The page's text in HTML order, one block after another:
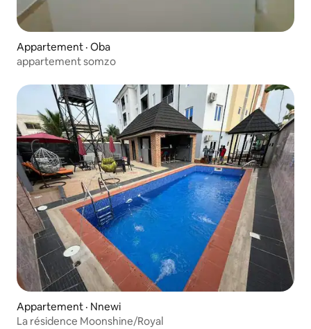
Appartement · Oba
appartement somzo
Appartement · Nnewi
La résidence Moonshine/Royal